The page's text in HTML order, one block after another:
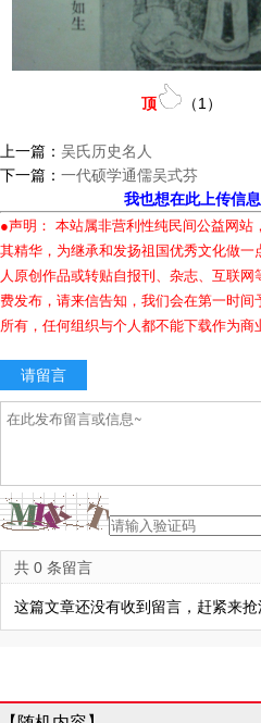
顶 （1 ）
上一篇： 吴氏历史名人
下一篇： 一代硕学通儒吴式芬
我也想在此上传信
●声明： 本站属非营利性纯民间公益网站
其精华，为继承和发扬祖国优秀文化做
人原创作品或转贴自报刊、杂志、互联
费发布，请来信告知，我们会在第一时
所有，任何组织与个人都不能下载作为
请留言
共 0 条留言
这篇文章还没有收到留言，赶紧来